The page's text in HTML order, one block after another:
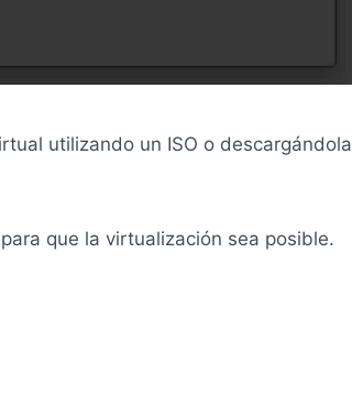
utilizando un ISO o descargándola
que la virtualización sea posible.